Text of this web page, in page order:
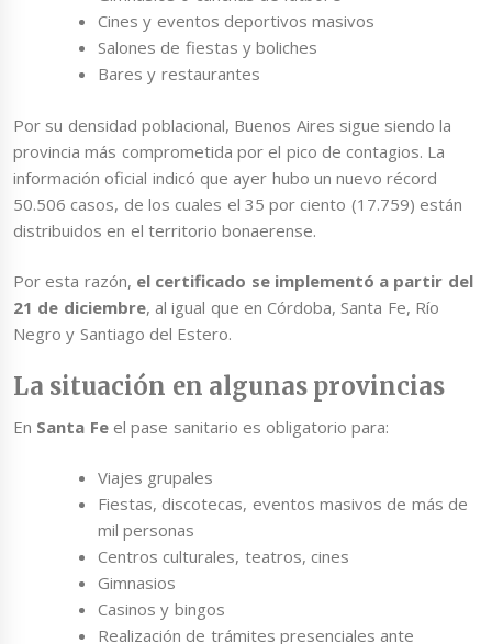
Cines y eventos deportivos masivos
Salones de fiestas y boliches
Bares y restaurantes
Por su densidad poblacional, Buenos Aires sigue siendo la
provincia más comprometida por el pico de contagios. La
información oficial indicó que ayer hubo un nuevo récord
50.506 casos, de los cuales el 35 por ciento (17.759) están
distribuidos en el territorio bonaerense.
Por esta razón, el certificado se implementó a partir del
21 de diciembre, al igual que en Córdoba, Santa Fe, Río
Negro y Santiago del Estero.
La situación en algunas provincias
En Santa Fe el pase sanitario es obligatorio para:
Viajes grupales
Fiestas, discotecas, eventos masivos de más de
mil personas
Centros culturales, teatros, cines
Gimnasios
Casinos y bingos
Realización de trámites presenciales ante